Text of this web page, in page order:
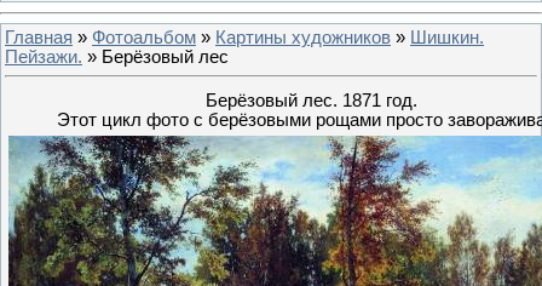
Главная » Фотоальбом » Картины художников » Шишкин.
Пейзажи. » Берёзовый лес
Берёзовый лес. 1871 год.
Этот цикл фото с берёзовыми рощами просто